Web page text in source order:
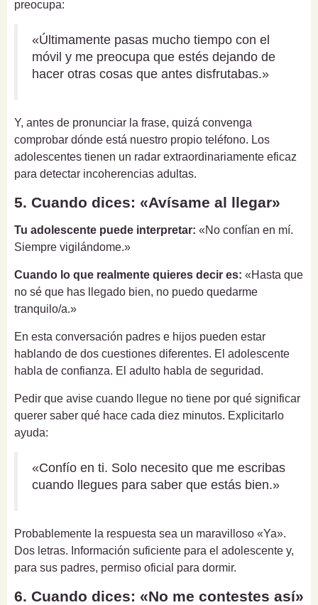
preocupa:
«Últimamente pasas mucho tiempo con el
móvil y me preocupa que estés dejando de
hacer otras cosas que antes disfrutabas.»
Y, antes de pronunciar la frase, quizá convenga
comprobar dónde está nuestro propio teléfono. Los
adolescentes tienen un radar extraordinariamente eficaz
para detectar incoherencias adultas.
5. Cuando dices: «Avísame al llegar»
Tu adolescente puede interpretar: «No confían en mí.
Siempre vigilándome.»
Cuando lo que realmente quieres decir es: «Hasta que
no sé que has llegado bien, no puedo quedarme
tranquilo/a.»
En esta conversación padres e hijos pueden estar
hablando de dos cuestiones diferentes. El adolescente
habla de confianza. El adulto habla de seguridad.
Pedir que avise cuando llegue no tiene por qué significar
querer saber qué hace cada diez minutos. Explicitarlo
ayuda:
«Confío en ti. Solo necesito que me escribas
cuando llegues para saber que estás bien.»
Probablemente la respuesta sea un maravilloso «Ya».
Dos letras. Información suficiente para el adolescente y,
para sus padres, permiso oficial para dormir.
6. Cuando dices: «No me contestes así»